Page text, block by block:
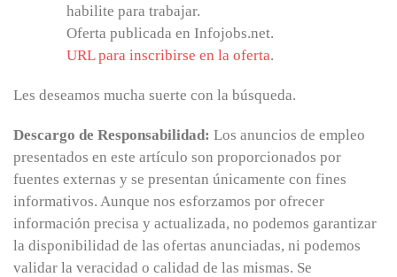
habilite para trabajar.
Oferta publicada en Infojobs.net.
URL para inscribirse en la oferta.
Les deseamos mucha suerte con la búsqueda.
Descargo de Responsabilidad: Los anuncios de empleo
presentados en este artículo son proporcionados por
fuentes externas y se presentan únicamente con fines
informativos. Aunque nos esforzamos por ofrecer
información precisa y actualizada, no podemos garantizar
la disponibilidad de las ofertas anunciadas, ni podemos
validar la veracidad o calidad de las mismas. Se